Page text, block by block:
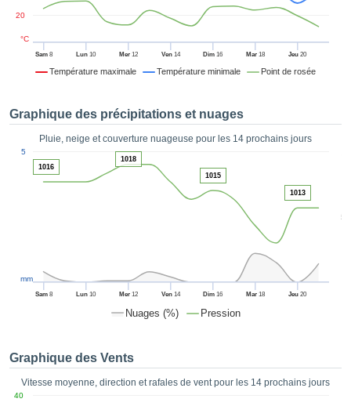
:
des
de
des
de très
ACCEPTER
Température maximale Température minimale Point de rosée
Sam8 Lun 10 Mer12 Ven14 Dim 16 Mar18 Jeu 20
20
°C
Graphique des précipitations et nuages
Pluie, neige et couverture nuageuse pour les 14 prochains jours
Nuages (%) Pression
50
Sam8 Lun 10 Mer12 Ven14 Dim 16 Mar18 Jeu 20
5
mm
1016
1018
1015
1013
Graphique des Vents
Vitesse moyenne, direction et rafales de vent pour les 14 prochains jours
40